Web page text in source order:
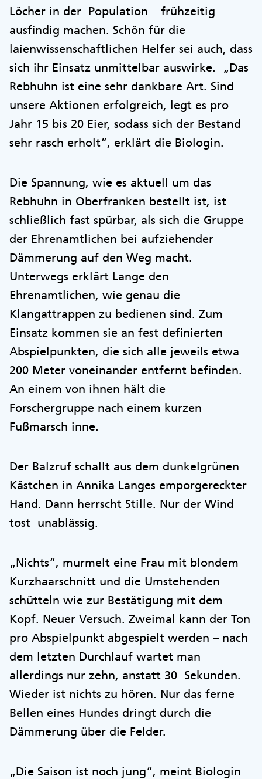
Löcher in der Population – frühzeitig
ausfindig machen. Schön für die
laienwissenschaftlichen Helfer sei auch, dass
sich ihr Einsatz unmittelbar auswirke. „Das
Rebhuhn ist eine sehr dankbare Art. Sind
unsere Aktionen erfolgreich, legt es pro
Jahr 15 bis 20 Eier, sodass sich der Bestand
sehr rasch erholt“, erklärt die Biologin.
Die Spannung, wie es aktuell um das
Rebhuhn in Oberfranken bestellt ist, ist
schließlich fast spürbar, als sich die Gruppe
der Ehrenamtlichen bei aufziehender
Dämmerung auf den Weg macht.
Unterwegs erklärt Lange den
Ehrenamtlichen, wie genau die
Klangattrappen zu bedienen sind. Zum
Einsatz kommen sie an fest definierten
Abspielpunkten, die sich alle jeweils etwa
200 Meter voneinander entfernt befinden.
An einem von ihnen hält die
Forschergruppe nach einem kurzen
Fußmarsch inne.
Der Balzruf schallt aus dem dunkelgrünen
Kästchen in Annika Langes emporgereckter
Hand. Dann herrscht Stille. Nur der Wind
tost unablässig.
„Nichts“, murmelt eine Frau mit blondem
Kurzhaarschnitt und die Umstehenden
schütteln wie zur Bestätigung mit dem
Kopf. Neuer Versuch. Zweimal kann der Ton
pro Abspielpunkt abgespielt werden – nach
dem letzten Durchlauf wartet man
allerdings nur zehn, anstatt 30 Sekunden.
Wieder ist nichts zu hören. Nur das ferne
Bellen eines Hundes dringt durch die
Dämmerung über die Felder.
„Die Saison ist noch jung“, meint Biologin